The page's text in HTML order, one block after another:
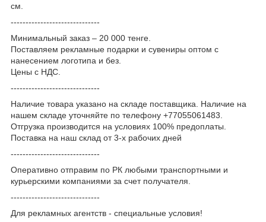
см.
------------------------------
Минимальный заказ – 20 000 тенге.
Поставляем рекламные подарки и сувениры оптом с
нанесением логотипа и без.
Цены с НДС.
------------------------------
Наличие товара указано на складе поставщика. Наличие на
нашем складе уточняйте по телефону +77055061483.
Отгрузка производится на условиях 100% предоплаты.
Поставка на наш склад от 3-x рабочих дней
------------------------------
Оперативно отправим по РК любыми транспортными и
курьерскими компаниями за счет получателя.
------------------------------
Для рекламных агентств - специальные условия!